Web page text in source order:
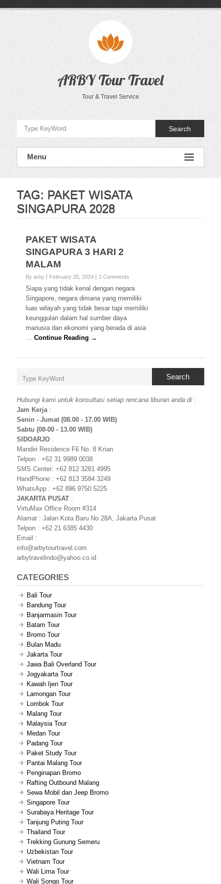
ARBY Tour Travel
Tour & Travel Service
Search
Menu
TAG: PAKET WISATA
SINGAPURA 2028
PAKET WISATA
SINGAPURA 3 HARI 2
MALAM
By arby February 25, 2024 2 Comments
Siapa yang tidak kenal dengan negara
Singapore, negara dimana yang memiliki
luas wilayah yang tidak besar tapi memiliki
keunggulan dalam hal sumber daya
manusia dan ekonomi yang berada di asia
…Continue Reading →
Search
Hubungi kami untuk konsultasi setiap rencana liburan anda di :
Jam Kerja:
Senin - Jumat (08.00 - 17.00 WIB)
Sabtu (08-00 - 13.00 WIB)
SIDOARJO :
Mandiri Residence F6 No. 8 Krian
Telpon : +62 31 9989 0038
SMS Center: +62 812 3281 4995
HandPhone : +62 813 3584 3249
WhatsApp : +62 896 9750 5225
JAKARTA PUSAT :
VirtuMax Office Room #314
Alamat : Jalan Kota Baru No 28A, Jakarta Pusat
Telpon : +62 21 6385 4430
Email :
info@arbytourtravel.com
arbytravelindo@yahoo.co.id
CATEGORIES
Bali Tour
Bandung Tour
Banjarmasin Tour
Batam Tour
Bromo Tour
Bulan Madu
Jakarta Tour
Jawa Bali Overland Tour
Jogyakarta Tour
Kawah Ijen Tour
Lamongan Tour
Lombok Tour
Malang Tour
Malaysia Tour
Medan Tour
Padang Tour
Paket Study Tour
Pantai Malang Tour
Penginapan Bromo
Rafting Outbound Malang
Sewa Mobil dan Jeep Bromo
Singapore Tour
Surabaya Heritage Tour
Tanjung Puting Tour
Thailand Tour
Trekking Gunung Semeru
Uzbekistan Tour
Vietnam Tour
Wali Lima Tour
Wali Songo Tour